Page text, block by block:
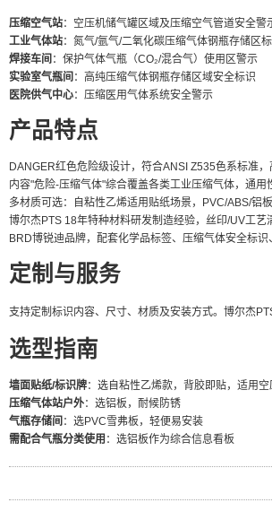
压缩空气站：空压机储气罐区域及压缩空气管道安全警
工业气体站：氮气/氩气/二氧化碳压缩气体钢瓶存储区
焊接车间 ：保护气体气瓶（CO₂/混合气）使用区警示
实验室气瓶间 ：高纯压缩气体钢瓶存储区域安全标识
医院供气中心：压缩医用气体系统安全警示
产品特点
DANGER红色危险级设计，符合ANSI Z535色系标准
内容"危险-压缩气体"综合覆盖各类工业压缩气体，通用
多材质可选：自粘性乙烯适用贴纸场景，PVC/ABS/铝
博尔杰PTS 18年特种材料研发制造经验，丝印/UV工艺
BRD博锐迪品牌，配套化学品标签、压缩气体安全标
定制与服务
支持定制标识内容、尺寸、材质及安装方式。博尔杰
选型指南
墙面贴纸/标识牌：选自粘性乙烯款，背胶即贴，适用空
压缩气体站户外：选铝板，耐候防锈
气瓶存储间 ：选PVC雪弗板，轻便易安装
需配合气瓶分类使用 ：选铝板作为综合信息看板